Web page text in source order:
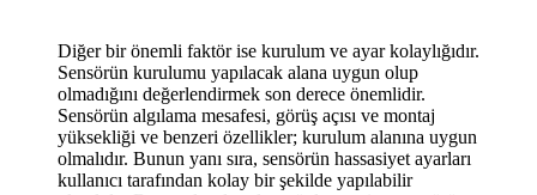
Diğer bir önemli faktör ise kurulum ve ayar kolaylığıdır.
Sensörün kurulumu yapılacak alana uygun olup
olmadığını değerlendirmek son derece önemlidir.
Sensörün algılama mesafesi, görüş açısı ve montaj
yüksekliği ve benzeri özellikler; kurulum alanına uygun
olmalıdır. Bunun yanı sıra, sensörün hassasiyet ayarları
kullanıcı tarafından kolay bir şekilde yapılabilir